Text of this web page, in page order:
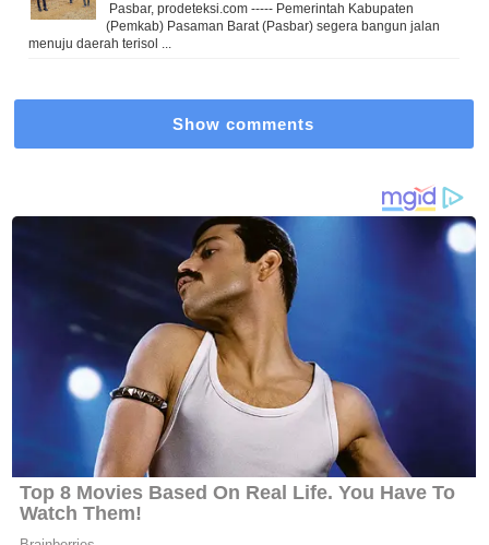
Pasbar, prodeteksi.com ----- Pemerintah Kabupaten
(Pemkab) Pasaman Barat (Pasbar) segera bangun jalan
menuju daerah terisol ...
Show comments